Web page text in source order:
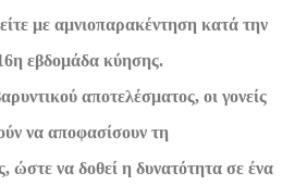
με αμνιοπαρακέντηση κατά την
εβδομάδα κύησης.
αποτελέσματος, οι γονείς
να αποφασίσουν τη
ώστε να δοθεί η δυνατότητα σε ένα